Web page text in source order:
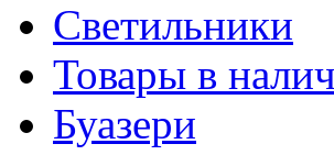
Светильники
Товары в
Буазери